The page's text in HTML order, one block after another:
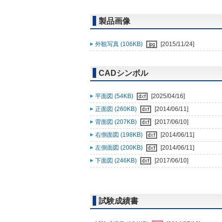
製品画像
外観写真 (106KB) [2015/11/24]
CADシンボル
平面図 (54KB)
[2025/04/16]
正面図 (260KB)
[2014/06/11]
背面図 (207KB)
[2017/06/10]
右側面図 (198KB)
[2014/06/11]
左側面図 (200KB)
[2014/06/11]
下面図 (246KB)
[2017/06/10]
試験成績書